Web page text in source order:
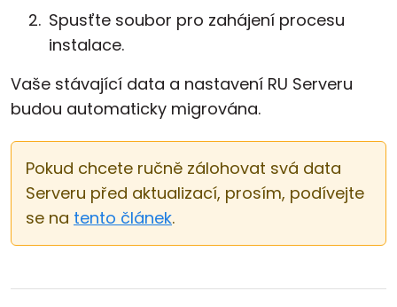
Spusťte soubor pro zahájení procesu
instalace.
Vaše stávající data a nastavení RU Serveru
budou automaticky migrována.
Pokud chcete ručně zálohovat svá data
Serveru před aktualizací, prosím, podívejte
se na tento článek.